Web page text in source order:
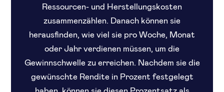
Ressourcen- und Herstellungskosten
zusammenzählen. Danach können sie
herausfinden, wie viel sie pro Woche, Monat
oder Jahr verdienen müssen, um die
Gewinnschwelle zu erreichen. Nachdem sie die
gewünschte Rendite in Prozent festgelegt
haben, können sie diesen Prozentsatz als